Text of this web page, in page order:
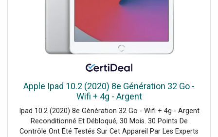
Apple Ipad 10.2 (2020) 8e Génération 32 Go -
Wifi + 4g - Argent
Ipad 10.2 (2020) 8e Génération 32 Go - Wifi + 4g - Argent
Reconditionné Et Débloqué, 30 Mois. 30 Points De
Contrôle Ont Été Testés Sur Cet Appareil Par Les Experts